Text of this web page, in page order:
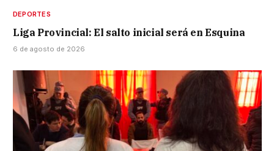
DEPORTES
Liga Provincial: El salto inicial será en Esquina
6 de agosto de 2026